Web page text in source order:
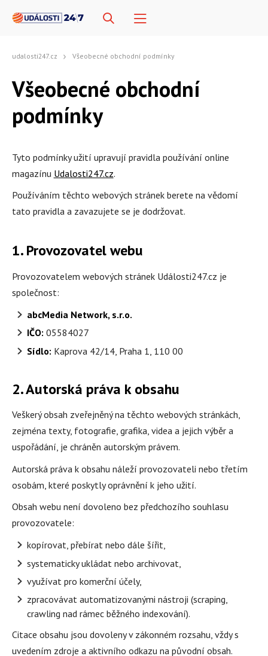
udalosti247.cz Všeobecné obchodní podmínky
Všeobecné obchodní
podmínky
Tyto podmínky užití upravují pravidla používání online
magazínu Udalosti247.cz.
Používáním těchto webových stránek berete na vědomí
tato pravidla a zavazujete se je dodržovat.
1. Provozovatel webu
Provozovatelem webových stránek Události247.cz je
společnost:
abcMedia Network, s.r.o.
IČO: 05584027
Sídlo: Kaprova 42/14, Praha 1, 110 00
2. Autorská práva k obsahu
Veškerý obsah zveřejněný na těchto webových stránkách,
zejména texty, fotografie, grafika, videa a jejich výběr a
uspořádání, je chráněn autorským právem.
Autorská práva k obsahu náleží provozovateli nebo třetím
osobám, které poskytly oprávnění k jeho užití.
Obsah webu není dovoleno bez předchozího souhlasu
provozovatele:
kopírovat, přebírat nebo dále šířit,
systematicky ukládat nebo archivovat,
využívat pro komerční účely,
zpracovávat automatizovanými nástroji (scraping,
crawling nad rámec běžného indexování).
Citace obsahu jsou dovoleny v zákonném rozsahu, vždy s
uvedením zdroje a aktivního odkazu na původní obsah.